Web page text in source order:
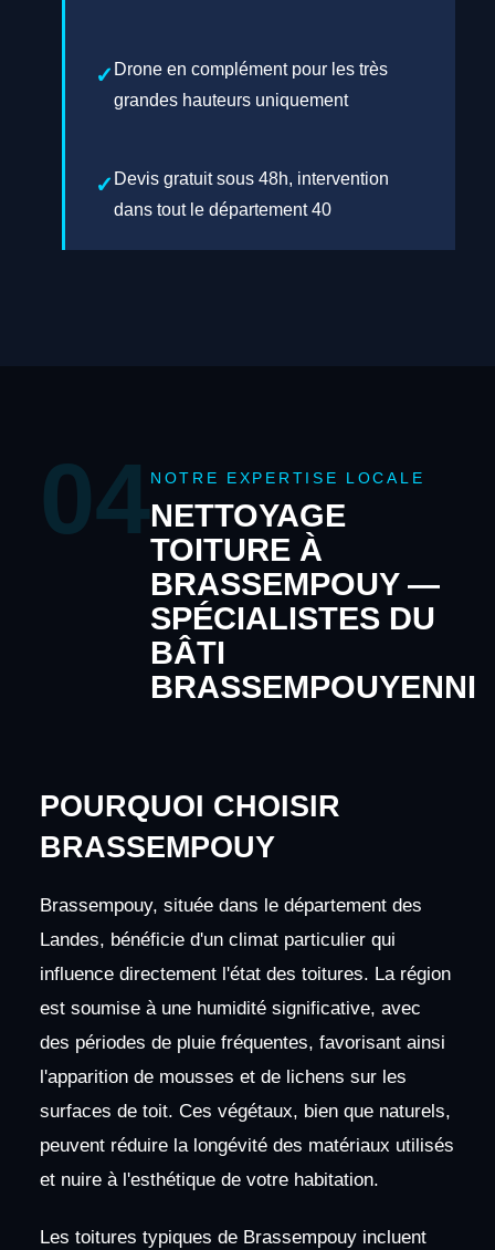
Drone en complément pour les très
grandes hauteurs uniquement
Devis gratuit sous 48h, intervention
dans tout le département 40
04NOTRE EXPERTISE LOCALE
NETTOYAGE
TOITURE À
BRASSEMPOUY —
SPÉCIALISTES DU
BÂTI
BRASSEMPOUYENNI
POURQUOI CHOISIR
BRASSEMPOUY
Brassempouy, située dans le département des
Landes, bénéficie d'un climat particulier qui
influence directement l'état des toitures. La région
est soumise à une humidité significative, avec
des périodes de pluie fréquentes, favorisant ainsi
l'apparition de mousses et de lichens sur les
surfaces de toit. Ces végétaux, bien que naturels,
peuvent réduire la longévité des matériaux utilisés
et nuire à l'esthétique de votre habitation.
Les toitures typiques de Brassempouy incluent